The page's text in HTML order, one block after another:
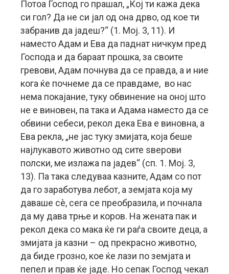
Потоа Господ го прашал, „Кој ти кажа дека
си гол? Да не си јал од она дрво, од кое ти
забранив да јадеш?“ (1. Мој. 3, 11). И
наместо Адам и Ева да паднат ничкум пред
Господа и да бараат прошка, за своите
гревови, Адам почнува да се правда, а и ние
кога ќе почнеме да се правдаме, во нас
нема покајание, туку обвинение на оној што
не е виновен, па така и Адама наместо да се
обвини себеси, рекол дека Ева е виновна, а
Ева рекла, „не јас туку змијата, која беше
најлукавото животно од сите ѕверови
полски, ме излажа па јадев“ (сп. 1. Мој. 3,
13). Па така следуваа казните, Адам со пот
да го заработува лебот, а земјата која му
даваше сè, сега се преобразила, и почнала
да му дава трње и коров. На жената пак и
рекол дека со мака ќе ги раѓа своите деца, а
змијата ја казни – од прекрасно животно,
да биде грозно, кое ќе лази по земјата и
пепел и прав ќе јаде. Но сепак Господ чекал